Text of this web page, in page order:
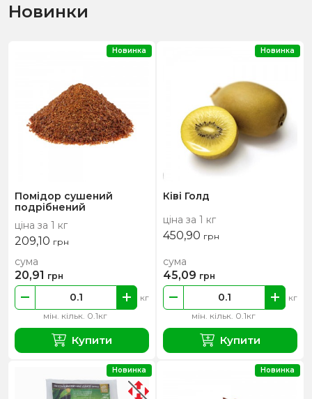
Новинки
Помідор сушений
подрібнений
ціна за 1 кг
209,10 грн
мін. кільк. 0.1кг
кг
сума
20,91 грн
Купити
Новинка
Ківі Голд
ціна за 1 кг
450,90 грн
мін. кільк. 0.1кг
кг
сума
45,09 грн
Купити
Новинка
Новинка Новинка